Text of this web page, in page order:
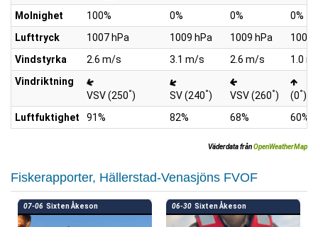
Molnighet
100% 0% 0%
0%
Lufttryck
1007 hPa 1009 hPa 1009 hPa
1009
Vindstyrka
2.6 m/s 3.1 m/s 2.6 m/s
1.0
Vindriktning
VSV (250°) SV (240°) VSV (260°) (0°)
Luftfuktighet
91% 82% 68% 60%
Väderdata frånOpenWeatherMap
Fiskerapporter, Hällerstad-Venasjöns FVOF
07-06 Sixten Åkeson 06-30 Sixten Åkeson